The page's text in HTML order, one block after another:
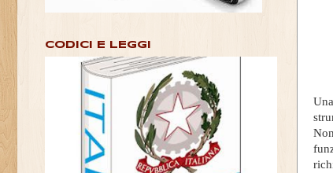
CODICI E LEGGI